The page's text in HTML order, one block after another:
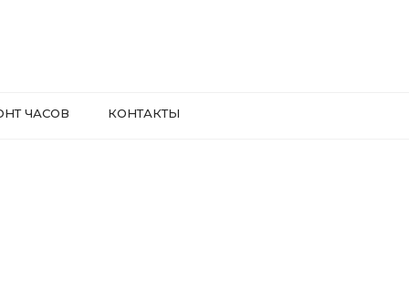
ЧАСОВ КОНТАКТЫ